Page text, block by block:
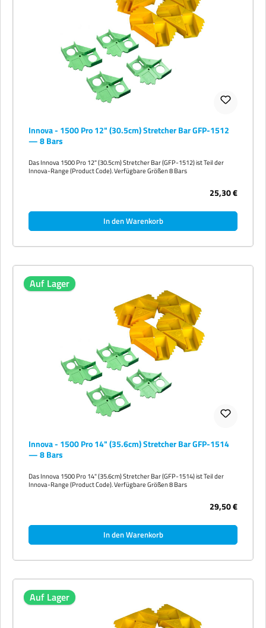
Innova - 1500 Pro 12" (30.5cm) Stretcher Bar GFP-1512
— 8 Bars
Das Innova 1500 Pro 12" (30.5cm) Stretcher Bar (GFP-1512) ist Teil der
Innova-Range (Product Code). Verfügbare Größen 8 Bars
25,30 €
In den Warenkorb
Auf Lager
Innova - 1500 Pro 14" (35.6cm) Stretcher Bar GFP-1514
— 8 Bars
Das Innova 1500 Pro 14" (35.6cm) Stretcher Bar (GFP-1514) ist Teil der
Innova-Range (Product Code). Verfügbare Größen 8 Bars
29,50 €
In den Warenkorb
Auf Lager